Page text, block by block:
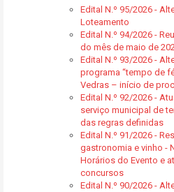
Edital N.º 95/2026 -
Loteamento
Edital N.º 94/2026 -
do mês de maio de
Edital N.º 93/2026 -
programa “tempo de
Vedras – início de
Edital N.º 92/2026 -
serviço municipal de
das regras definidas
Edital N.º 91/2026 -
gastronomia e vinho -
Horários do Evento e
concursos
Edital N.º 90/2026 -